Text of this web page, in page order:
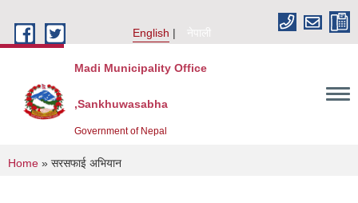
English
नेपाली
Madi Municipality Office
,Sankhuwasabha
Government of Nepal
You are here
Home » सरसफाई अभियान